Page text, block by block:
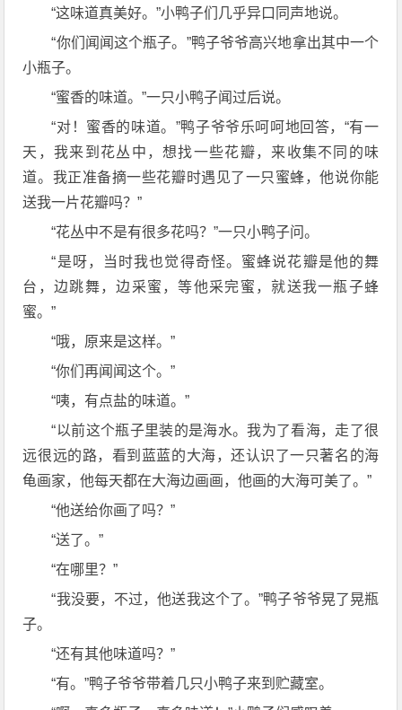
“这味道真美好。”小鸭子们几乎异口同声地说。
“你们闻闻这个瓶子。”鸭子爷爷高兴地拿出其中一个
小瓶子。
“蜜香的味道。”一只小鸭子闻过后说。
“对！蜜香的味道。”鸭子爷爷乐呵呵地回答，“有一
天，我来到花丛中，想找一些花瓣，来收集不同的味
道。我正准备摘一些花瓣时遇见了一只蜜蜂，他说你能
送我一片花瓣吗？”
“花丛中不是有很多花吗？”一只小鸭子问。
“是呀，当时我也觉得奇怪。蜜蜂说花瓣是他的舞
台，边跳舞，边采蜜，等他采完蜜，就送我一瓶子蜂
蜜。”
“哦，原来是这样。”
“你们再闻闻这个。”
“咦，有点盐的味道。”
“以前这个瓶子里装的是海水。我为了看海，走了很
远很远的路，看到蓝蓝的大海，还认识了一只著名的海
龟画家，他每天都在大海边画画，他画的大海可美了。”
“他送给你画了吗？”
“送了。”
“在哪里？”
“我没要，不过，他送我这个了。”鸭子爷爷晃了晃瓶
子。
“还有其他味道吗？”
“有。”鸭子爷爷带着几只小鸭子来到贮藏室。